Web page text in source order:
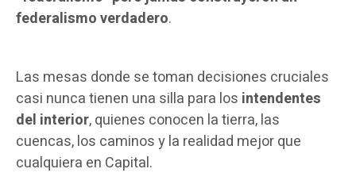
federalismo verdadero.
Las mesas donde se toman decisiones cruciales
casi nunca tienen una silla para los intendentes
del interior, quienes conocen la tierra, las
cuencas, los caminos y la realidad mejor que
cualquiera en Capital.